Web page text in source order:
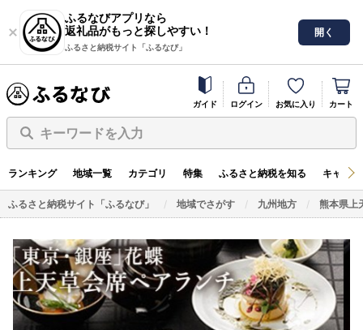
ふるなびアプリなら
返礼品がもっと探しやすい！
ふるさと納税サイト「ふるなび」
開く
ガイド ログイン お気に入り カート
キーワードを入力
ランキング 地域一覧 カテゴリ 特集 ふるさと納税を知る キャン
ふるさと納税サイト「ふるなび」 地域でさがす 九州地方 熊本県上